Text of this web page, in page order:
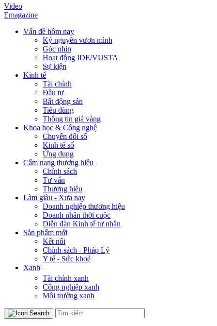
Video
Emagazine
Vấn đề hôm nay
Kỷ nguyên vươn mình
Góc nhìn
Hoạt động IDE/VUSTA
Sự kiện
Kinh tế
Tài chính
Đầu tư
Bất động sản
Tiêu dùng
Thông tin giá vàng
Khoa học & Công nghệ
Chuyển đổi số
Kinh tế số
Ứng dụng
Cẩm nang thương hiệu
Chính sách
Tư vấn
Thương hiệu
Làm giàu - Xưa nay
Doanh nghiệp thương hiệu
Doanh nhân thời cuộc
Diễn đàn Kinh tế tư nhân
Sản phẩm mới
Kết nối
Chính sách - Pháp Lý
Y tế - Sức khoẻ
Xanh+
Tài chính xanh
Công nghiệp xanh
Môi trường xanh